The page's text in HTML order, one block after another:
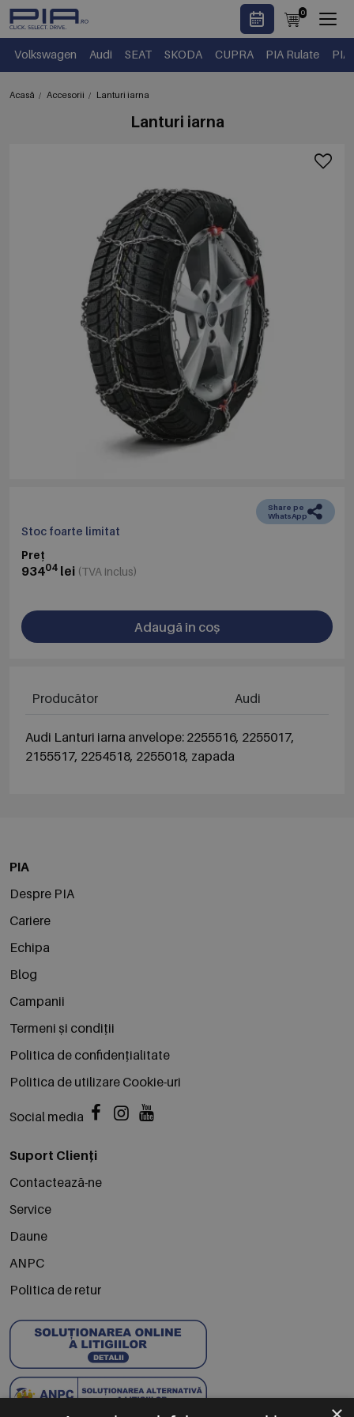
0
Volkswagen Audi SEAT SKODA CUPRA PIA Rulate PIA
Acasă Accesorii Lanturi iarna
Lanturi iarna
Stoc foarte limitat
Preț
93404 lei (TVA inclus)
Share pe
WhatsApp
Adaugă în coș
Producător Audi
Audi Lanturi iarna anvelope: 2255516, 2255017,
2155517, 2254518, 2255018, zapada
PIA
Despre PIA
Cariere
Echipa
Blog
Campanii
Termeni și condiții
Politica de confidențialitate
Politica de utilizare Cookie-uri
Social media
Suport Clienți
Contactează-ne
Service
Daune
ANPC
Politica de retur